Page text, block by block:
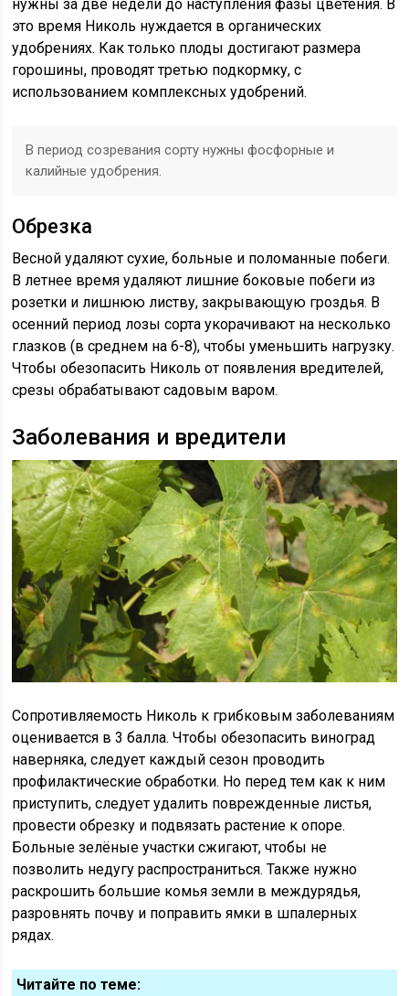
нужны за две недели до наступления фазы цветения. В
это время Николь нуждается в органических
удобрениях. Как только плоды достигают размера
горошины, проводят третью подкормку, с
использованием комплексных удобрений.
В период созревания сорту нужны фосфорные и
калийные удобрения.
Обрезка
Весной удаляют сухие, больные и поломанные побеги.
В летнее время удаляют лишние боковые побеги из
розетки и лишнюю листву, закрывающую гроздья. В
осенний период лозы сорта укорачивают на несколько
глазков (в среднем на 6-8), чтобы уменьшить нагрузку.
Чтобы обезопасить Николь от появления вредителей,
срезы обрабатывают садовым варом.
Заболевания и вредители
Сопротивляемость Николь к грибковым заболеваниям
оценивается в 3 балла. Чтобы обезопасить виноград
наверняка, следует каждый сезон проводить
профилактические обработки. Но перед тем как к ним
приступить, следует удалить поврежденные листья,
провести обрезку и подвязать растение к опоре.
Больные зелёные участки сжигают, чтобы не
позволить недугу распространиться. Также нужно
раскрошить большие комья земли в междурядья,
разровнять почву и поправить ямки в шпалерных
рядах.
Читайте по теме: